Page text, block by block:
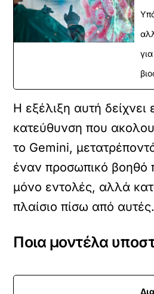
Η εξέλιξη αυτή δείχνει
κατεύθυνση που
το Gemini,
έναν προσωπικό βοηθό
μόνο εντολές, αλλά
πλαίσιο πίσω από αυτές.
Ποια μοντέλα